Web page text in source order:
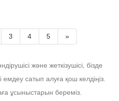
3 4 5 »
және жеткізушісі, бізде
сатып алуға қош келдіңіз.
ұсыныстарын береміз.